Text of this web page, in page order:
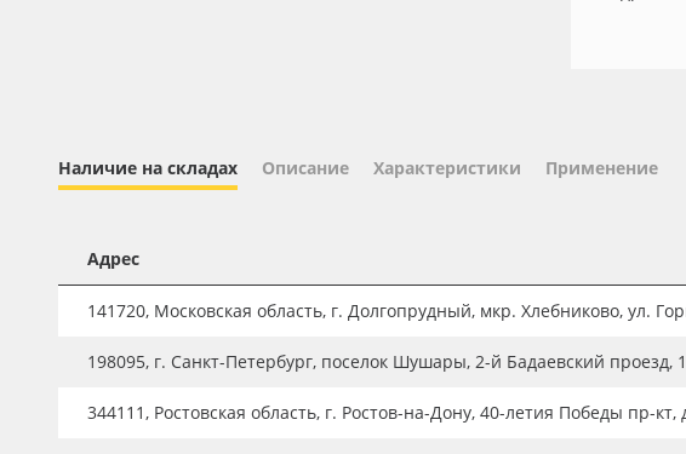
Новинки ассортимента
Плёнка монтажная Oratape
ПЭТ листовой
ПЭТ бэклит
Наличие на складах Описание Характеристики Применение
Адрес
141720, Московская область, г. Долгопрудный, мкр. Хлебниково, ул.
198095, г. Санкт-Петербург, поселок Шушары, 2-й Бадаевский проезд,
344111, Ростовская область, г. Ростов-на-Дону, 40-летия Победы пр-кт,